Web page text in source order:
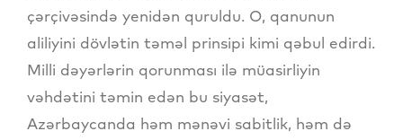
çərçivəsində yenidən quruldu. O, qanunun
aliliyini dövlətin təməl prinsipi kimi qəbul edirdi.
Milli dəyərlərin qorunması ilə müasirliyin
vəhdətini təmin edən bu siyasət,
Azərbaycanda həm mənəvi sabitlik, həm də